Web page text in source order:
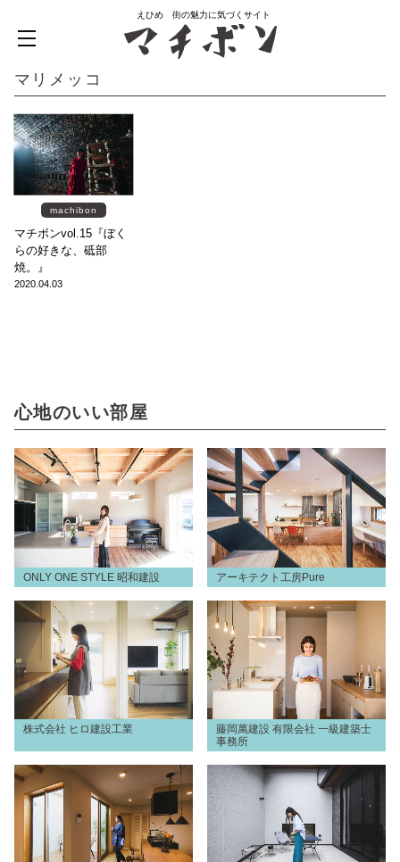
えひめ 街の魅力に気づくサイト
マリメッコ
machibon
マチボンvol.15『ぼく
らの好きな、砥部
焼。』
2020.04.03
心地のいい部屋
ONLY ONE STYLE 昭和建設 アーキテクト工房Pure
株式会社 ヒロ建設工業
藤岡萬建設 有限会社 一級建築士
事務所